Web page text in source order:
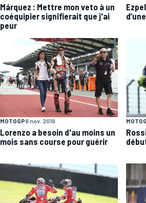
Márquez : Mettre mon veto à un
coéquipier signifierait que j'ai
peur
MOTOGP6 nov. 2019
Lorenzo a besoin d'au moins un
mois sans course pour guérir